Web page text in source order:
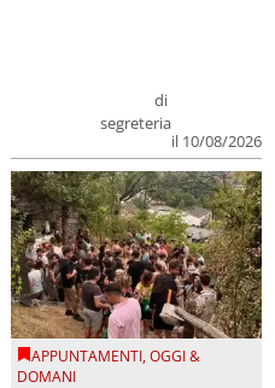
di
segreteria
il 10/08/2026
APPUNTAMENTI,OGGI &
DOMANI